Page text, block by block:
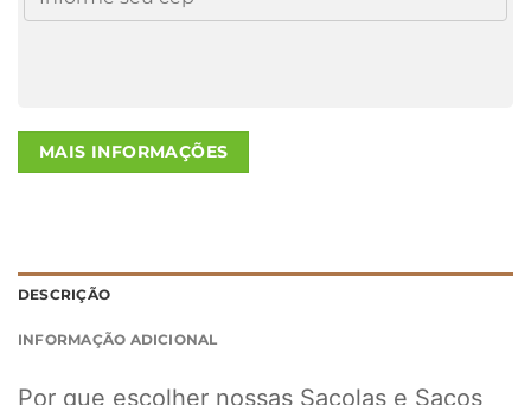
MAIS INFORMAÇÕES
DESCRIÇÃO
INFORMAÇÃO ADICIONAL
Por que escolher nossas Sacolas e Sacos